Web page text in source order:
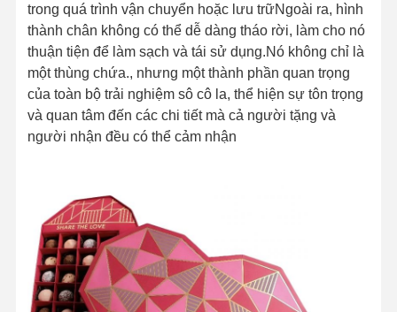
trong quá trình vận chuyển hoặc lưu trữNgoài ra, hình
thành chân không có thể dễ dàng tháo rời, làm cho nó
thuận tiện để làm sạch và tái sử dụng.Nó không chỉ là
một thùng chứa., nhưng một thành phần quan trọng
của toàn bộ trải nghiệm sô cô la, thể hiện sự tôn trọng
và quan tâm đến các chi tiết mà cả người tặng và
người nhận đều có thể cảm nhận